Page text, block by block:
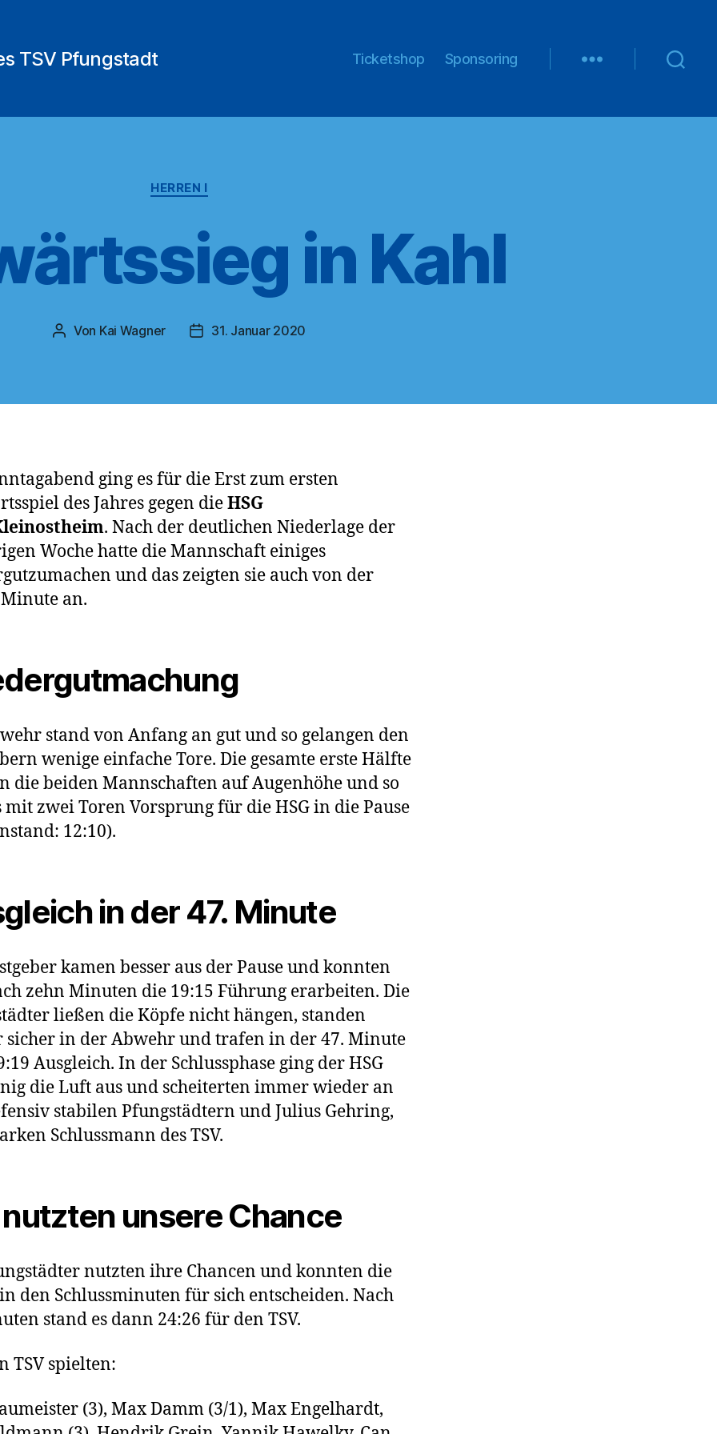
TSV Pfungstadt Ticketshop Sponsoring
Kategorien
HERREN I
in Kahl
Beitragsautor
Von Kai Wagner Veröffentlichungsdatum
31. Januar 2020
ging es für die Erst zum ersten
des Jahres gegen dieHSG
. Nach der deutlichen Niederlage der
Woche hatte die Mannschaft einiges
und das zeigten sie auch von der
an.
stand von Anfang an gut und so gelangen den
wenige einfache Tore. Die gesamte erste Hälfte
die beiden Mannschaften auf Augenhöhe und so
mit zwei Toren Vorsprung für die HSG in die Pause
12:10).
in der 47. Minute
kamen besser aus der Pause und konnten
zehn Minuten die 19:15 Führung erarbeiten. Die
ließen die Köpfe nicht hängen, standen
sicher in der Abwehr und trafen in der 47. Minute
Ausgleich. In der Schlussphase ging der HSG
die Luft aus und scheiterten immer wieder an
stabilen Pfungstädtern und Julius Gehring,
Schlussmann des TSV.
unsere Chance
nutzten ihre Chancen und konnten die
den Schlussminuten für sich entscheiden. Nach
stand es dann 24:26 für den TSV.
TSV spielten:
(3), Max Damm (3/1), Max Engelhardt,